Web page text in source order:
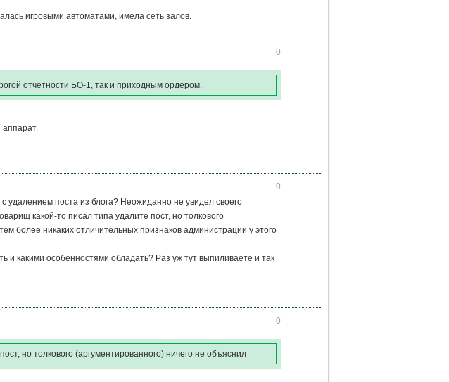
игровыми автоматами, имела сеть залов.
0
отчетности БО-1, так и приходным ордером.
аппарат.
0
удалением поста из блога? Неожиданно не увидел своего
какой-то писал типа удалите пост, но толкового
более никаких отличительных признаков администрации у этого
и какими особенностями обладать? Раз уж тут выпиливаете и так
0
но толкового (аргументированного) ничего не объяснил